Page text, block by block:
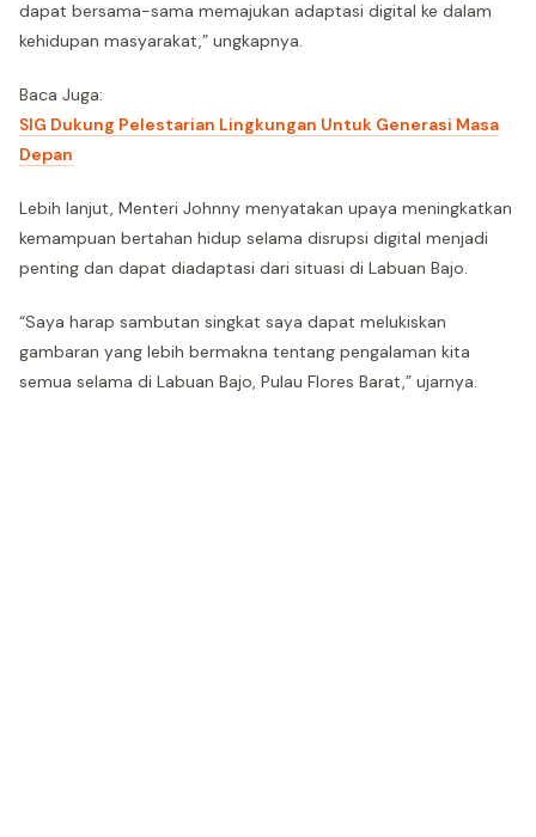
dapat bersama-sama memajukan adaptasi digital ke dalam
kehidupan masyarakat,” ungkapnya.
Baca Juga:
SIG Dukung Pelestarian Lingkungan Untuk Generasi Masa
Depan
Lebih lanjut, Menteri Johnny menyatakan upaya meningkatkan
kemampuan bertahan hidup selama disrupsi digital menjadi
penting dan dapat diadaptasi dari situasi di Labuan Bajo.
“Saya harap sambutan singkat saya dapat melukiskan
gambaran yang lebih bermakna tentang pengalaman kita
semua selama di Labuan Bajo, Pulau Flores Barat,” ujarnya.